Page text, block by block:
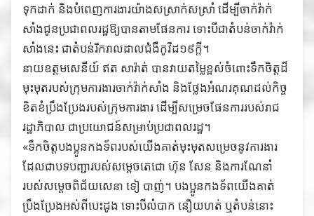
ទុកដាក់ និងបំពេញការងារយ៉ាងសស្រាក់សស្រាំ ដើម្បីចាក់វ៉ាក់
សាំងជូនប្រជាពលរដ្ឋឱ្យបានតាមផែនការ ទោះបីជាតំបន់ចាក់វ៉ាក់
សាំងនេះ ជាតំបន់រីករាលដាលជំងឺកូវីដ១៩ក្តី។
នាយឧត្តមសេនីយ៍ ឥត សារ៉ាត់ បានវាយតម្លៃខ្ពស់ចំពោះទឹកចិត្តដ៏
មុះមុតរបស់ក្រុមការងារចាក់វ៉ាក់សាំង និងថ្លែងអំណរគុណដល់កិច្ច
ខិតខំប្រឹងប្រែងរបស់ក្រុមការងារ ដើម្បីសម្រេចផែនការរបស់រាជ
រដ្ឋាភិបាល ជាប្រយោជន៍សម្រាប់ប្រជាពលរដ្ឋ។
«ទឹកចិត្តបងប្អូនកងទ័ពរបស់យើងគាត់មុះមុតសម្រេចនូវការងារ
ដែលជាបទបញ្ជារបស់សម្តេចតេជោ ហ៊ុន សែន និងការណែនាំ
របស់សម្តេចពិជ័យសេនា ទៀ បាញ់។ បងប្អូនកងទ័ពយើងគាត់
ប្រឹងប្រែងអស់ពីបេះដូង ទោះបីលំបាក នឿយហត់ ឬតំបន់នោះ